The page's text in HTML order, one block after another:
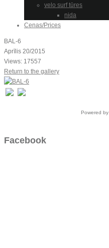
velo surf tūres
nida
Cenas/Prices
BAL-6
Aprīlis 20/2015
Views: 17557
Return to the gallery
Powered by
Facebook